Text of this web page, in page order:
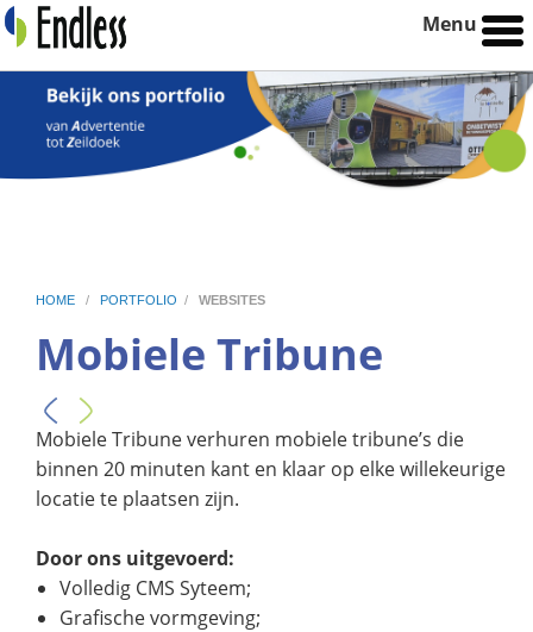
Menu
HOME / PORTFOLIO / WEBSITES
Mobiele Tribune
Mobiele Tribune verhuren mobiele tribune’s die
binnen 20 minuten kant en klaar op elke willekeurige
locatie te plaatsen zijn.
Door ons uitgevoerd:
Volledig CMS Syteem;
Grafische vormgeving;